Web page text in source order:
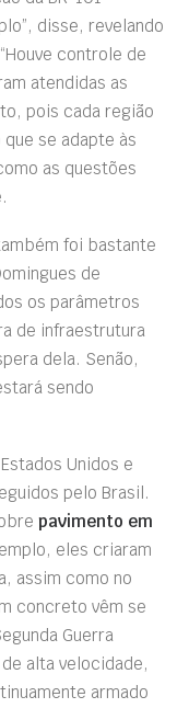
disse, revelando
controle de
atendidas as
pois cada região
se adapte às
as questões
foi bastante
de
os parâmetros
de infraestrutura
dela. Senão,
sendo
Unidos e
pelo Brasil.
pavimento em
eles criaram
assim como no
concreto vêm se
Guerra
alta velocidade,
armado